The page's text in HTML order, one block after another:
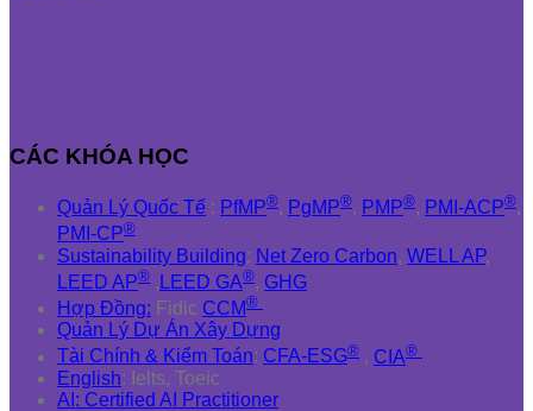
CÁC KHÓA HỌC
Quản Lý Quốc Tế : PfMP®, PgMP®, PMP®, PMI-ACP®,
PMI-CP®
Sustainability Building: Net Zero Carbon, WELL AP,
LEED AP® , LEED GA®, GHG
Hợp Đồng: Fidic CCM®
Quản Lý Dự Án Xây Dựng
Tài Chính & Kiểm Toán: CFA-ESG® , CIA®
English: Ielts, Toeic
AI: Certified AI Practitioner